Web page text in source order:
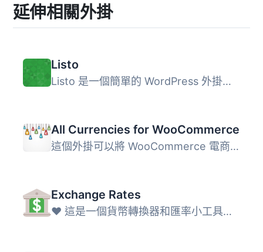
延伸相關外掛
Listo
Listo 是一個簡單的 WordPress 外掛，可供其他外掛和主題使用...
All Currencies for WooCommerce
這個外掛可以將 WooCommerce 電商外掛擴充，新增所有國際貨幣...
Exchange Rates
❤️‍ 這是一個貨幣轉換器和匯率小工具，使用方便，設計美觀。...